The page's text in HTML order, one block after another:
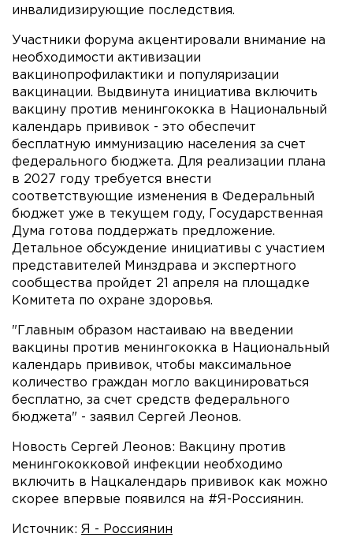
инвалидизирующие последствия.
Участники форума акцентировали внимание на
необходимости активизации
вакцинопрофилактики и популяризации
вакцинации. Выдвинута инициатива включить
вакцину против менингококка в Национальный
календарь прививок - это обеспечит
бесплатную иммунизацию населения за счет
федерального бюджета. Для реализации плана
в 2027 году требуется внести
соответствующие изменения в Федеральный
бюджет уже в текущем году, Государственная
Дума готова поддержать предложение.
Детальное обсуждение инициативы с участием
представителей Минздрава и экспертного
сообщества пройдет 21 апреля на площадке
Комитета по охране здоровья.
"Главным образом настаиваю на введении
вакцины против менингококка в Национальный
календарь прививок, чтобы максимальное
количество граждан могло вакцинироваться
бесплатно, за счет средств федерального
бюджета" - заявил Сергей Леонов.
Новость Сергей Леонов: Вакцину против
менингококковой инфекции необходимо
включить в Нацкалендарь прививок как можно
скорее впервые появился на #Я-Россиянин.
Источник: Я - Россиянин